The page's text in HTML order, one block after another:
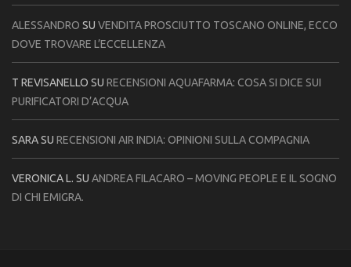
ALESSANDRO SU VENDITA PROSCIUTTO TOSCANO ONLINE, ECCO
DOVE TROVARE L’ECCELLENZA
T REVISANELLO SU RECENSIONI AQUAFARMA: COSA SI DICE SUI
PURIFICATORI D’ACQUA
SARASU RECENSIONI AIR INDIA: OPINIONI SULLA COMPAGNIA
VERONICA L. SU ANDREA FILACARO – MOVING PEOPLE E IL SOGNO
DI CHI EMIGRA.